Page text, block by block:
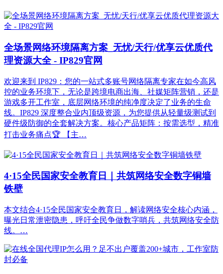
全场景网络环境隔离方案_无忧/天行/优享云优质代
理资源大全 - IP829官网
欢迎来到 IP829：您的一站式多账号网络隔离专家在如今高风
控的业务环境下，无论是跨境电商出海、社媒矩阵营销，还是
游戏多开工作室，底层网络环境的纯净度决定了业务的生命
线。IP829 深度整合业内顶级资源，为您提供从轻量级测试到
硬件级防御的全套解决方案。核心产品矩阵：按需选型，精准
打击业务痛点🏆 【主…
4·15全民国家安全教育日｜共筑网络安全数字铜墙
铁壁
本文结合4·15全民国家安全教育日，解读网络安全核心内涵，
曝光日常泄密隐患，呼吁全民争做数字哨兵，共筑网络安全防
线。…